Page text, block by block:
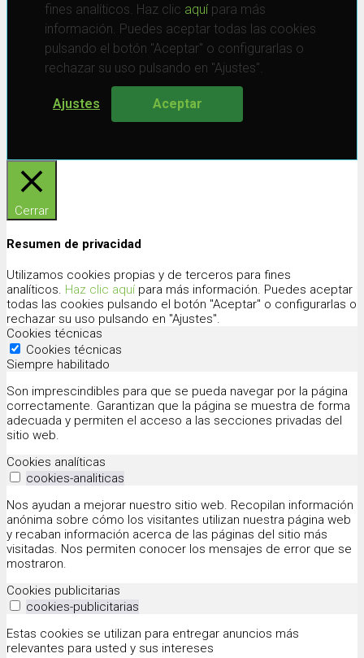
fines analíticos. Haz clic aquípara más
información. Puedes aceptar todas las cookies
pulsando el botón "Aceptar" o configurarlas o
rechazar su uso pulsando en "Ajustes".
Ajustes Aceptar
Cerrar
Resumen de privacidad
Utilizamos cookies propias y de terceros para fines
analíticos. Haz clic aquí para más información. Puedes aceptar
todas las cookies pulsando el botón "Aceptar" o configurarlas o
rechazar su uso pulsando en "Ajustes".
Cookies técnicas
Cookies técnicas
Siempre habilitado
Son imprescindibles para que se pueda navegar por la página
correctamente. Garantizan que la página se muestra de forma
adecuada y permiten el acceso a las secciones privadas del
sitio web.
Cookies analíticas
cookies-analiticas
Nos ayudan a mejorar nuestro sitio web. Recopilan información
anónima sobre cómo los visitantes utilizan nuestra página web
y recaban información acerca de las páginas del sitio más
visitadas. Nos permiten conocer los mensajes de error que se
mostraron.
Cookies publicitarias
cookies-publicitarias
Estas cookies se utilizan para entregar anuncios más
relevantes para usted y sus intereses